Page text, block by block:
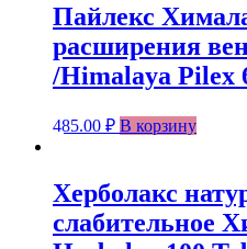
Пайлекс
расширения
/Himalaya Pilex
485.00 ₽ В корзину
Херболакс
слабительное